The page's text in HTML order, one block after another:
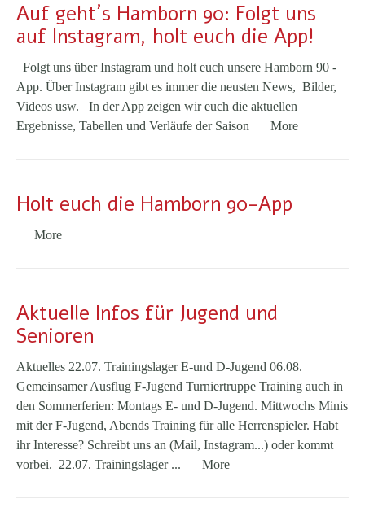
Auf geht´s Hamborn 90: Folgt uns
auf Instagram, holt euch die App!
Folgt uns über Instagram und holt euch unsere Hamborn 90 -
App. Über Instagram gibt es immer die neusten News, Bilder,
Videos usw. In der App zeigen wir euch die aktuellen
Ergebnisse, Tabellen und Verläufe der Saison
More
Holt euch die Hamborn 90-App
More
Aktuelle Infos für Jugend und
Senioren
Aktuelles 22.07. Trainingslager E-und D-Jugend 06.08.
Gemeinsamer Ausflug F-Jugend Turniertruppe Training auch in
den Sommerferien: Montags E- und D-Jugend. Mittwochs Minis
mit der F-Jugend, Abends Training für alle Herrenspieler. Habt
ihr Interesse? Schreibt uns an (Mail, Instagram...) oder kommt
vorbei. 22.07. Trainingslager ...
More